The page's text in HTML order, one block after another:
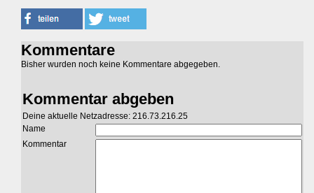
Kommentare
Bisher wurden noch keine Kommentare abgegeben.
Kommentar abgeben
Deine aktuelle Netzadresse: 216.73.216.25
Name
Kommentar